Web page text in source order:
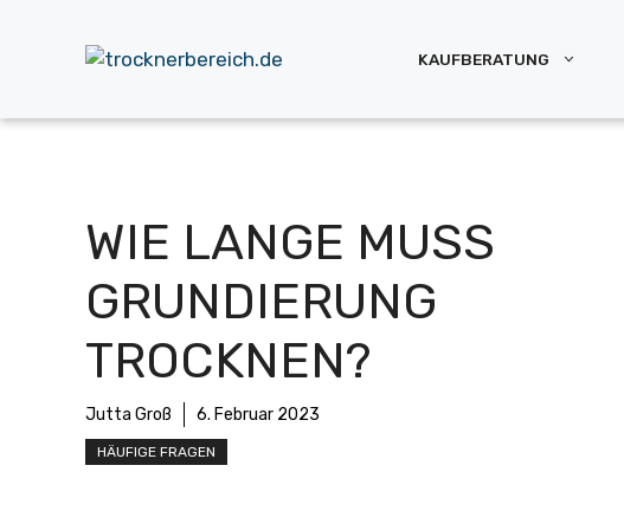
KAUFBERATUNG
WIE LANGE MUSS
GRUNDIERUNG
TROCKNEN?
Jutta Groß 6. Februar 2023
HÄUFIGE FRAGEN